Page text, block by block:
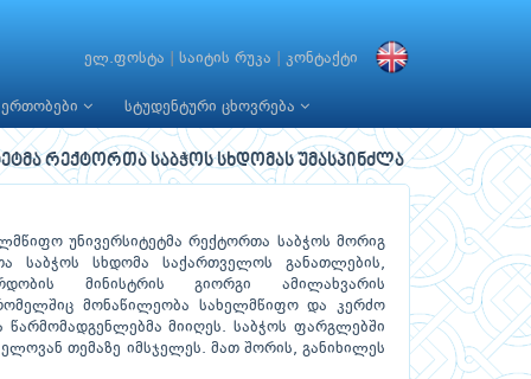
ელ.ფოსტა საიტის რუკა კონტაქტი
სტუდენტური ცხოვრება
რექტორთა საბჭოს სხდომას უმასპინძლა
უნივერსიტეტმა რექტორთა საბჭოს მორიგ
საბჭოს სხდომა საქართველოს განათლების,
მინისტრის გიორგი ამილახვარის
მონაწილეობა სახელმწიფო და კერძო
წარმომადგენლებმა მიიღეს. საბჭოს ფარგლებში
თემაზე იმსჯელეს. მათ შორის, განიხილეს